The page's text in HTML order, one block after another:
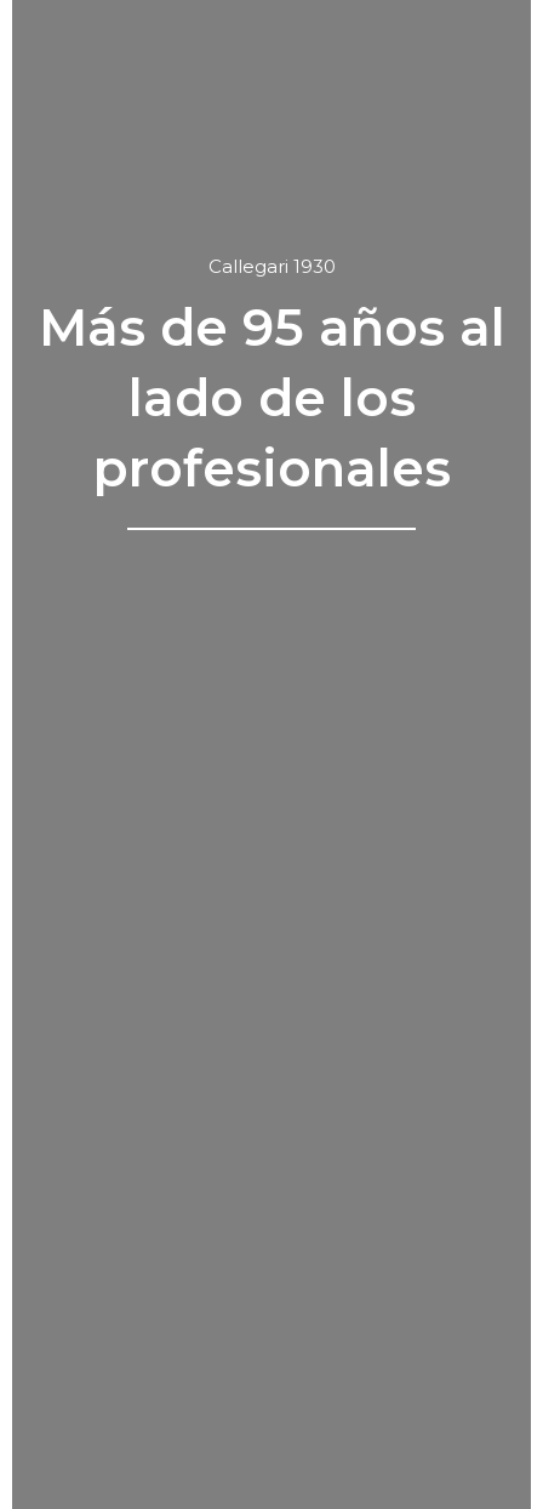
Callegari 1930
Más de 95 años al
lado de los
profesionales